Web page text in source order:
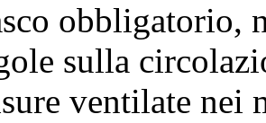
obbligatorio,
sulla
ventilate nei